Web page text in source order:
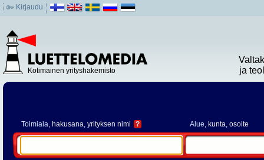
Kirjaudu
Kotimainen yrityshakemisto
ja
Toimiala, hakusana, yrityksen nimi ? Alue, kunta, osoite